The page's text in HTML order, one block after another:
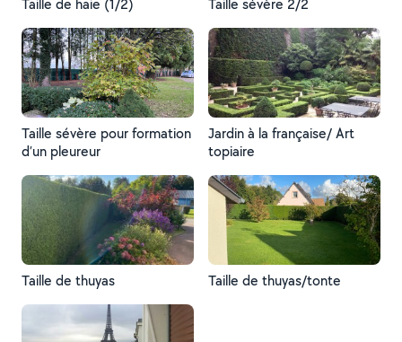
Taille de haie (1/2) Taille sévère 2/2
Taille sévère pour formation
d’un pleureur
Jardin à la française/ Art
topiaire
Taille de thuyas Taille de thuyas/tonte